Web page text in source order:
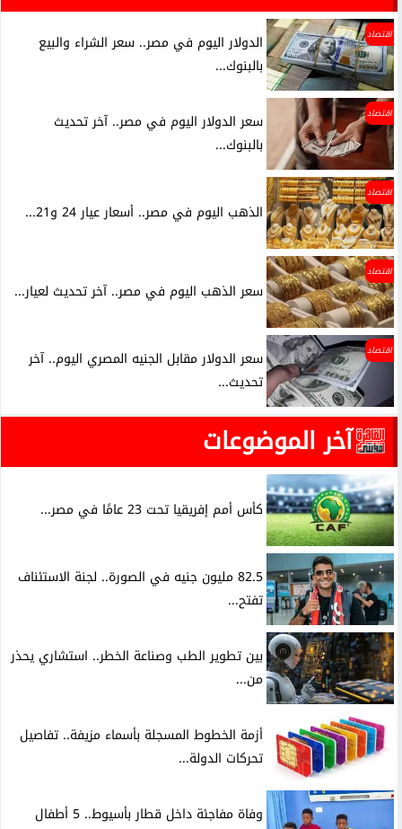
اقتصاد
الدولار اليوم في مصر.. سعر الشراء والبيع
بالبنوك...
اقتصاد
سعر الدولار اليوم في مصر.. آخر تحديث
بالبنوك...
اقتصاد
الذهب اليوم في مصر.. أسعار عيار 24 و21...
اقتصاد
سعر الذهب اليوم في مصر.. آخر تحديث لعيار...
اقتصاد
سعر الدولار مقابل الجنيه المصري اليوم.. آخر
تحديث...
آخر الموضوعات
كأس أمم إفريقيا تحت 23 عامًا في مصر...
82.5 مليون جنيه في الصورة.. لجنة الاستئناف
تفتح...
بين تطوير الطب وصناعة الخطر.. استشاري يحذر
من...
أزمة الخطوط المسجلة بأسماء مزيفة.. تفاصيل
تحركات الدولة...
وفاة مفاجئة داخل قطار بأسيوط.. 5 أطفال